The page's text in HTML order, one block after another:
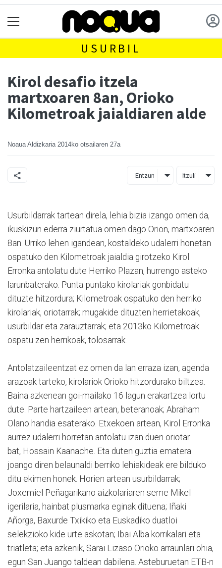
USURBIL
Kirol desafio itzela
martxoaren 8an, Orioko
Kilometroak jaialdiaren alde
Noaua Aldizkaria 2014ko otsailaren 27a
Entzun Itzuli
Usurbildarrak tartean direla, lehia bizia izango omen da,
ikuskizun ederra ziurtatua omen dago Orion, martxoaren
8an. Urriko lehen igandean, kostaldeko udalerri honetan
ospatuko den Kilometroak jaialdia girotzeko Kirol
Erronka antolatu dute Herriko Plazan, hurrengo asteko
larunbaterako. Punta-puntako kirolariak gonbidatu
dituzte hitzordura; Kilometroak ospatuko den herriko
kirolariak, oriotarrak; mugakide dituzten herrietakoak,
usurbildar eta zarauztarrak; eta 2013ko Kilometroak
ospatu zen herrikoak, tolosarrak.
Antolatzaileentzat ez omen da lan erraza izan, agenda
arazoak tarteko, kirolariok Orioko hitzordurako biltzea.
Baina azkenean goi-mailako 16 lagun erakartzea lortu
dute. Parte hartzaileen artean, beteranoak; Abraham
Olano handia esaterako. Etxekoen artean, Kirol Erronka
aurrez udalerri horretan antolatu izan duen oriotar
bat, Hossain Kaanache. Eta duten guztia ematera
joango diren belaunaldi berriko lehiakideak ere bilduko
ditu ekimen honek. Horien artean usurbildarrak;
Joxemiel Peñagarikano aizkolariaren seme Mikel
igerilaria, hainbat plusmarka eginak dituena; Iñaki
Añorga, Baxurde Txikiko eta Euskadiko duatloi
selekzioko kide urte askotan; Ibai Alba korrikalari eta
triatleta; eta azkenik, Sarai Lizaso Orioko arraunlari ohia,
egun San Juango taldean dabilena. Asteburuetan ETB-n